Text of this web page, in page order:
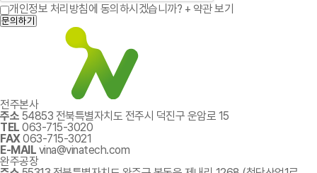
개인정보 처리방침에 동의하시겠습니까? + 약관 보기
문의하기
전주본사
주소 54853 전북특별자치도 전주시 덕진구 운암로 15
TEL 063-715-3020
FAX063-715-3021
E-MAIL vina@vinatech.com
완주공장